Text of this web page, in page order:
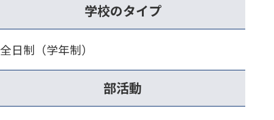
学校のタイプ
全日制（学年制）
部活動